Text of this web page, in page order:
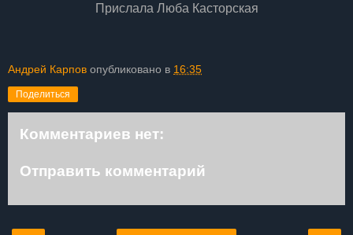
Прислала Люба Касторская
Андрей Карпов опубликовано в 16:35
Поделиться
Комментариев нет:
Отправить комментарий